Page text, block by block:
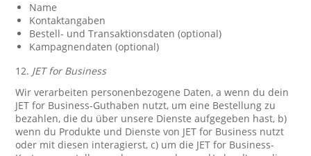
Name
Kontaktangaben
Bestell- und Transaktionsdaten (optional)
Kampagnendaten (optional)
12. JET for Business
Wir verarbeiten personenbezogene Daten, a wenn du dein
JET for Business-Guthaben nutzt, um eine Bestellung zu
bezahlen, die du über unsere Dienste aufgegeben hast, b)
wenn du Produkte und Dienste von JET for Business nutzt
oder mit diesen interagierst, c) um die JET for Business-